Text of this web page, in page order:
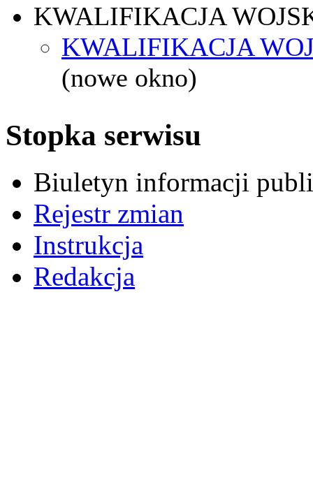
KWALIFIKACJA
KWALIFIKACJA
(nowe okno)
Stopka serwisu
Biuletyn informacji
Rejestr zmian
Instrukcja
Redakcja